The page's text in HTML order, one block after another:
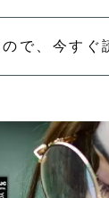
で、今すぐ